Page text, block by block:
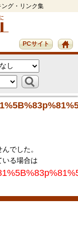
グ・リンク集
PCサイト
でした。
いる場合は